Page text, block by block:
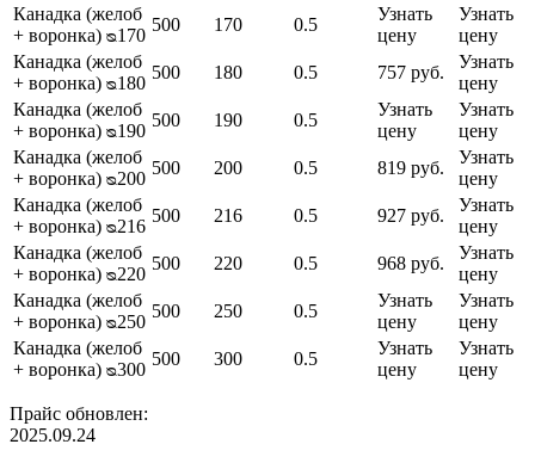
Канадка (желоб
+ воронка) ᴓ170
500 170 0.5
Узнать
цену
Узнать
цену
Канадка (желоб
+ воронка) ᴓ180
500 180 0.5 757 руб.
Узнать
цену
Канадка (желоб
+ воронка) ᴓ190
500 190 0.5
Узнать
цену
Узнать
цену
Канадка (желоб
+ воронка) ᴓ200
500 200 0.5 819 руб.
Узнать
цену
Канадка (желоб
+ воронка) ᴓ216
500 216 0.5 927 руб.
Узнать
цену
Канадка (желоб
+ воронка) ᴓ220
500 220 0.5 968 руб.
Узнать
цену
Канадка (желоб
+ воронка) ᴓ250
500 250 0.5
Узнать
цену
Узнать
цену
Канадка (желоб
+ воронка) ᴓ300
500 300 0.5
Узнать
цену
Узнать
цену
Прайс обновлен:
2025.09.24